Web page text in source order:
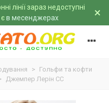
лінії зараз недоступні
в месенджерах ×
> Гольфи та кофти
Джемпер Лерін CC